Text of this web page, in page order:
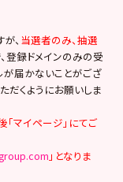
、 当選者のみ、抽選
登録ドメインのみの受
が届かないことがござ
だくようにお願いしま
「マイページ」にてご
」となりま